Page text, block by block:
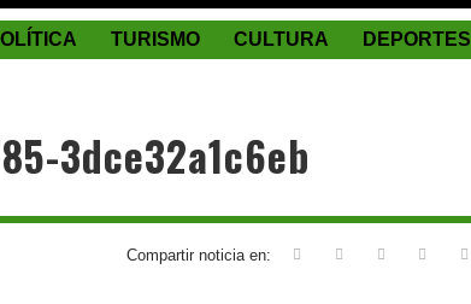
TURISMO CULTURA DEPORTES
3dce32a1c6eb
Compartir noticia en: